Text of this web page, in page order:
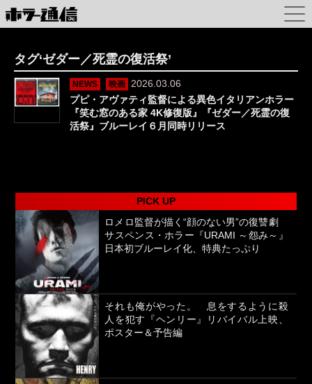
タグ‘ゼダー／死霊の復活祭’
NEWS 映画
2026.03.06
プピ・アヴァティ監督による異色イタリアンホラー
『笑む窓のある家 4K修復版』『ゼダー／死霊の復
活祭』ブルーレイ６月同時リリース
PICK UP
ロメロ監督が描く“顔のない男”の復讐劇
サスペンス・ホラー『URAMI ～怨み～』
日本初ブルーレイ化、特典たっぷり
それも俺がやった。 息をするように殺
人を犯す『ヘンリー』リバイバル上映、
ポスター＆予告編